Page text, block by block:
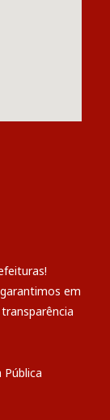
!
em
Pública